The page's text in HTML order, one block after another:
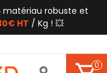
matériau robuste et
HT / Kg ! 💥
0